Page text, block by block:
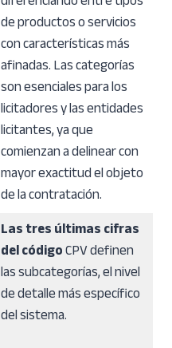
de productos o servicios
con características más
afinadas. Las categorías
son esenciales para los
licitadores y las entidades
licitantes, ya que
comienzan a delinear con
mayor exactitud el objeto
de la contratación.
Las tres últimas cifras
del códigoCPV definen
las subcategorías, el nivel
de detalle más específico
del sistema.